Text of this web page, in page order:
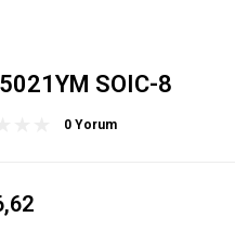
SOIC-8
0 Yorum